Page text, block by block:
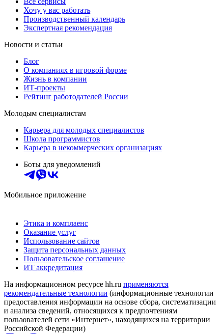
Хочу у вас работать
Производственный календарь
Экспертная рекомендация
Новости и статьи
Блог
О компаниях в игровой форме
Жизнь в компании
ИТ-проекты
Рейтинг работодателей России
Молодым специалистам
Карьера для молодых специалистов
Школа программистов
Карьера в некоммерческих организациях
Боты для уведомлений
Мобильное приложение
Этика и комплаенс
Оказание услуг
Использование сайтов
Защита персональных данных
Пользовательское соглашение
ИТ аккредитация
На информационном ресурсе hh.ru применяются
рекомендательные технологии (информационные технологии
предоставления информации на основе сбора, систематизации
и анализа сведений, относящихся к предпочтениям
пользователей сети «Интернет», находящихся на территории
Российской Федерации)